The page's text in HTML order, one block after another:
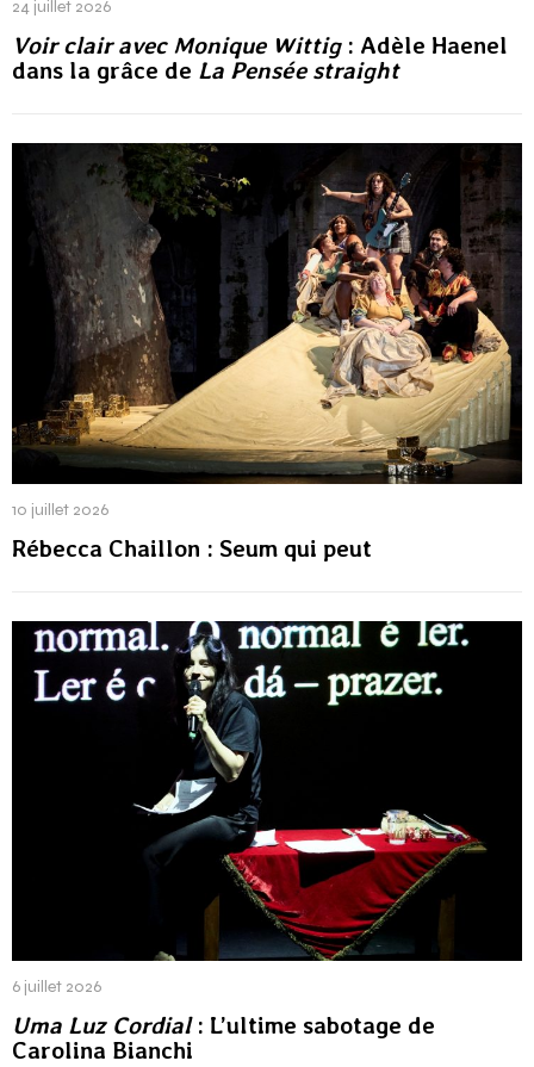
24 juillet 2026
Voir clair avec Monique Wittig
: Adèle Haenel
10 juillet 2026
6 juillet 2026